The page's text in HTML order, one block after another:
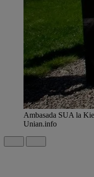
Ambasada SUA la
Unian.info